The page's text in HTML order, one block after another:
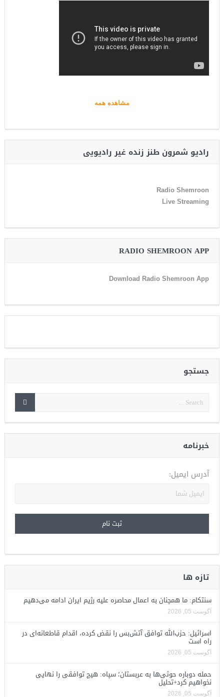
مشاهده همه
رادیو شمرون طنز زنده غیر رادیویی
Radio Shemroon
Live Streaming
RADIO SHEMROON APP
Download Radio Shemroon App
جستجو
خبرنامه
آدرس ایمیل:
تازه ها
سنتکام: ما همچنان به اعمال محاصره علیه رژیم ایران ادامه می‌دهیم
آگوست 05, 2026
اسرائیل: حزب‌الله توافق آتش‌بس را نقض کرده، اقدام قاطعانه‌ای در
راه است
آگوست 05, 2026
حمله دوباره حوثی‌ها به عربستان؛ سپاه: هیچ توافقی را نهایی
نخواهیم کرد+تحلیل
آگوست 05, 2026